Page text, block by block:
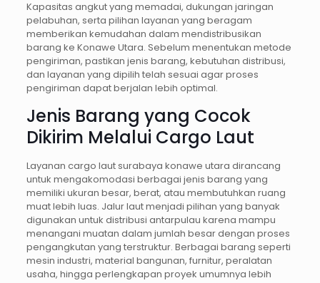
Kapasitas angkut yang memadai, dukungan jaringan
pelabuhan, serta pilihan layanan yang beragam
memberikan kemudahan dalam mendistribusikan
barang ke Konawe Utara. Sebelum menentukan metode
pengiriman, pastikan jenis barang, kebutuhan distribusi,
dan layanan yang dipilih telah sesuai agar proses
pengiriman dapat berjalan lebih optimal.
Jenis Barang yang Cocok
Dikirim Melalui Cargo Laut
Layanan cargo laut surabaya konawe utara dirancang
untuk mengakomodasi berbagai jenis barang yang
memiliki ukuran besar, berat, atau membutuhkan ruang
muat lebih luas. Jalur laut menjadi pilihan yang banyak
digunakan untuk distribusi antarpulau karena mampu
menangani muatan dalam jumlah besar dengan proses
pengangkutan yang terstruktur. Berbagai barang seperti
mesin industri, material bangunan, furnitur, peralatan
usaha, hingga perlengkapan proyek umumnya lebih